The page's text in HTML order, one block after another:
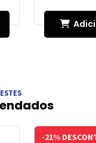
-21%